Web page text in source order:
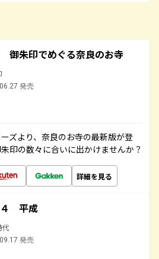
御朱印でめぐる奈良のお寺
発売
ズより、奈良のお寺の最新版が登
印の数々に合いに出かけませんか？
詳細を見る
４ 平成
代
発売